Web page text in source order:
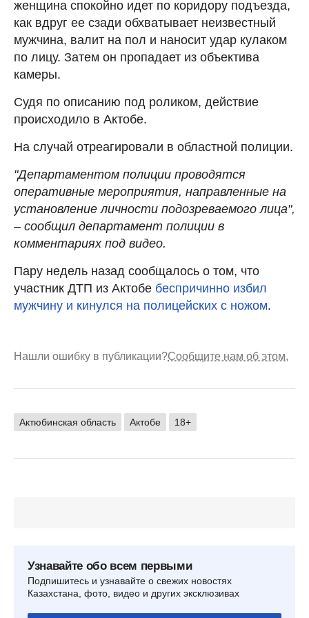
женщина спокойно идет по коридору подъезда,
как вдруг ее сзади обхватывает неизвестный
мужчина, валит на пол и наносит удар кулаком
по лицу. Затем он пропадает из объектива
камеры.
Судя по описанию под роликом, действие
происходило в Актобе.
На случай отреагировали в областной полиции.
"Департаментом полиции проводятся
оперативные мероприятия, направленные на
установление личности подозреваемого лица",
– сообщил департамент полиции в
комментариях под видео.
Пару недель назад сообщалось о том, что
участник ДТП из Актобе беспричинно избил
мужчину и кинулся на полицейских с ножом.
Нашли ошибку в публикации?Сообщите нам об этом.
Актюбинская область Актобе 18+
Узнавайте обо всем первыми
Подпишитесь и узнавайте о свежих новостях
Казахстана, фото, видео и других эксклюзивах